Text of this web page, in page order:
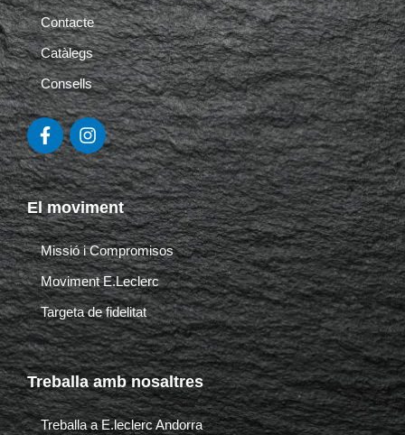
Contacte
Catàlegs
Consells
F
a
c
e
b
o
o
k
-
f
I
n
s
t
a
g
r
a
m
El moviment
Missió i Compromisos
Moviment E.Leclerc
Targeta de fidelitat
Treballa amb nosaltres
Treballa a E.leclerc Andorra